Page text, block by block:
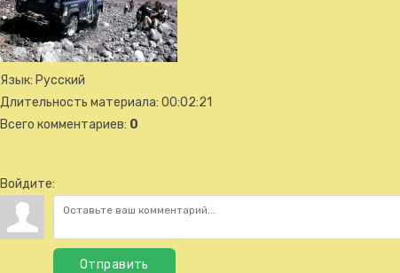
Язык: Русский
Длительность материала: 00:02:21
Всего комментариев: 0
Войдите:
Отправить